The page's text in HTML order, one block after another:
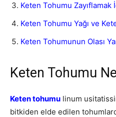
Keten Tohumu Zayıflamak
Keten Tohumu Yağı ve
Keten Tohumunun Olası
Keten Tohumu
Keten tohumu linum
bitkiden elde edilen